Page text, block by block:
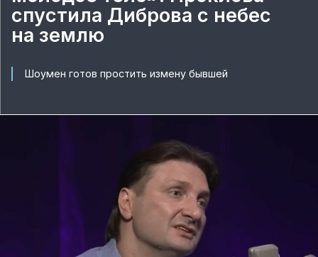
спустила Диброва с небес
на землю
Шоумен готов простить измену бывшей